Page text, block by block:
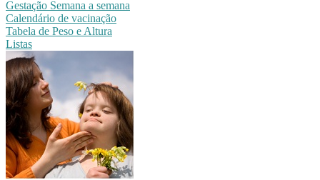
Gestação Semana a semana
Calendário de vacinação
Tabela de Peso e Altura
Listas